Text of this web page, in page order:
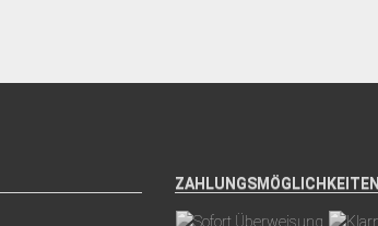
ZAHLUNGSMÖGLICHKEITEN